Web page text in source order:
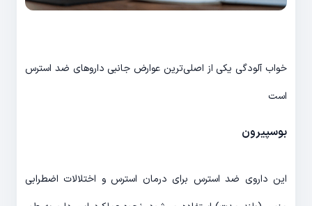
خواب آلودگی یکی از اصلی‌ترین عوارض جانبی داروهای ضد استرس
است
بوسپیرون
این داروی ضد استرس برای درمان استرس و اختلالات اضطرابی